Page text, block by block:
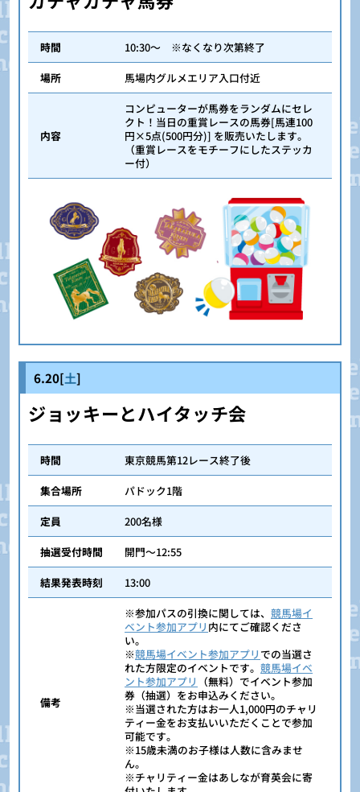
時間
10:30～ ※なくなり次第終了
場所
馬場内グルメエリア入口付近
内容
コンピューターが馬券をランダムにセレ
クト！当日の重賞レースの馬券[馬連100
円×5点(500円分)] を販売いたします。
（重賞レースをモチーフにしたステッカ
ー付）
6.20[土]
ジョッキーとハイタッチ会
時間
東京競馬第12レース終了後
集合場所
パドック1階
定員
200名様
抽選受付時間
開門～12:55
結果発表時刻
13:00
備考
※参加パスの引換に関しては、競馬場イ
ベント参加アプリ 内にてご確認くださ
い。
※競馬場イベント参加アプリ での当選さ
れた方限定のイベントです。競馬場イベ
ント参加アプリ （無料）でイベント参加
券（抽選）をお申込みください。
※当選された方はお一人1,000円のチャリ
ティー金をお支払いいただくことで参加
可能です。
※15歳未満のお子様は人数に含みませ
ん。
※チャリティー金はあしなが育英会に寄